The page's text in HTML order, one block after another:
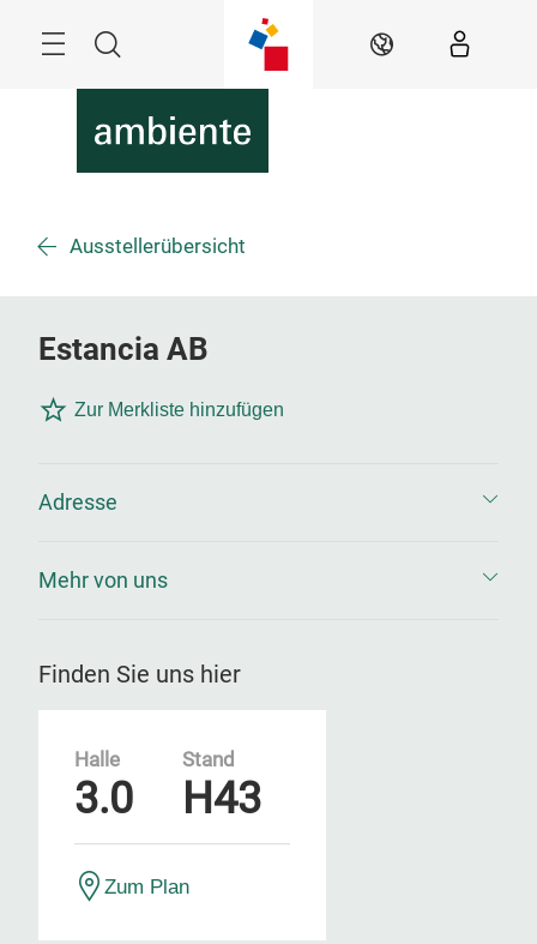
Suche DE
Ausstellerübersicht
Estancia AB
Zur Merkliste hinzufügen
Adresse
Mehr von uns
Finden Sie uns hier
Halle
3.0
Stand
H43
Zum Plan